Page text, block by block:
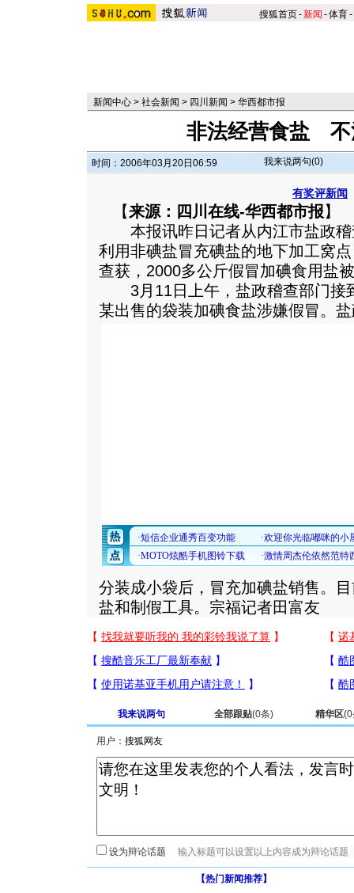
搜狐首页-新闻 -体育-
新闻中心 > 社会新闻 > 四川新闻 > 华西都市报
非法经营食盐 不
时间：2006年03月20日06:59 我来说两句(0)
有奖评新闻
【来源：四川在线-华西都市报】
本报讯昨日记者从内江市盐政稽
利用非碘盐冒充碘盐的地下加工窝
查获，2000多公斤假冒加碘食用盐
3月11日上午，盐政稽查部门接
某出售的袋装加碘食盐涉嫌假冒。
分装成小袋后，冒充加碘盐销售。
盐和制假工具。宗福记者田富友
我来说两句 全部跟贴(0条) 精华区(0
用户：
设为辩论话题
【热门新闻推荐】